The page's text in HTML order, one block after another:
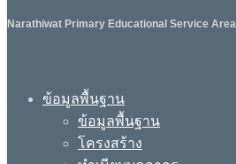
Narathiwat Primary Educational Service
ข้อมูลพื้นฐาน
ข้อมูลพื้นฐาน
โครงสร้าง